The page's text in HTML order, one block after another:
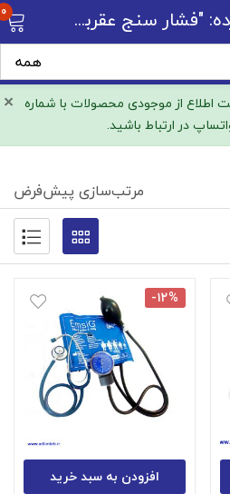
× از موجودی محصولات با شماره
در ارتباط باشید.
برچسب خورده: "فشار سنج عقربه ای با گوشی امسیگ" 0
مرتب‌سازی پیش‌فرض
افزودن به سبد خرید
-۱۲%